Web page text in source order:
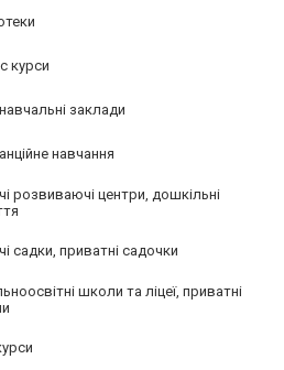
курси
заклади
навчання
розвиваючі центри, дошкільні
садки, приватні садочки
школи та ліцеї, приватні